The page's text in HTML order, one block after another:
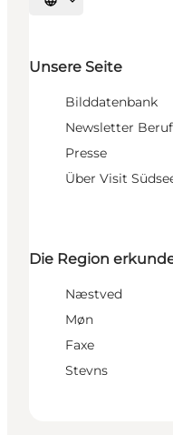
Sprache auswählen
Unsere Seite
Bilddatenbank
Newsletter Beruf
Presse
Über Visit
Die Region
Næstved
Møn
Faxe
Stevns